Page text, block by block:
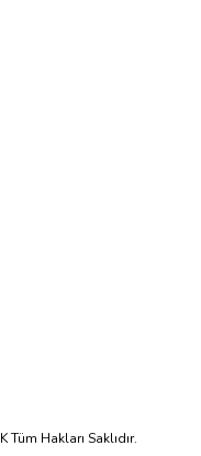
Hakları Saklıdır.